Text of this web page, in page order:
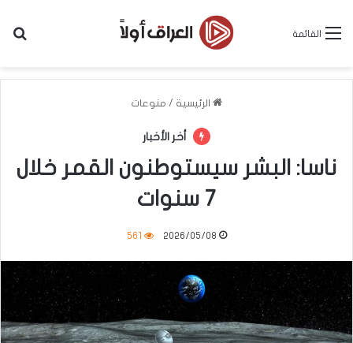
القائمة
الرئيسية / منوعات
أخر الأخبار
ناسا: البشر سيستوطنون القمر خلال
7 سنوات
2026/05/08
561